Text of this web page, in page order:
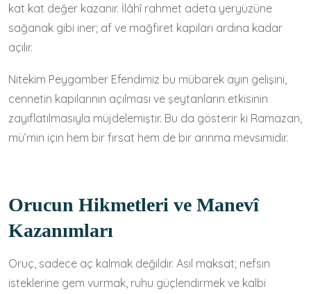
kat kat değer kazanır. İlâhî rahmet adeta yeryüzüne
sağanak gibi iner; af ve mağfiret kapıları ardına kadar
açılır.
Nitekim Peygamber Efendimiz bu mübarek ayın gelişini,
cennetin kapılarının açılması ve şeytanların etkisinin
zayıflatılmasıyla müjdelemiştir. Bu da gösterir ki Ramazan,
mü’min için hem bir fırsat hem de bir arınma mevsimidir.
Orucun Hikmetleri ve Manevî
Kazanımları
Oruç, sadece aç kalmak değildir. Asıl maksat; nefsin
isteklerine gem vurmak, ruhu güçlendirmek ve kalbi